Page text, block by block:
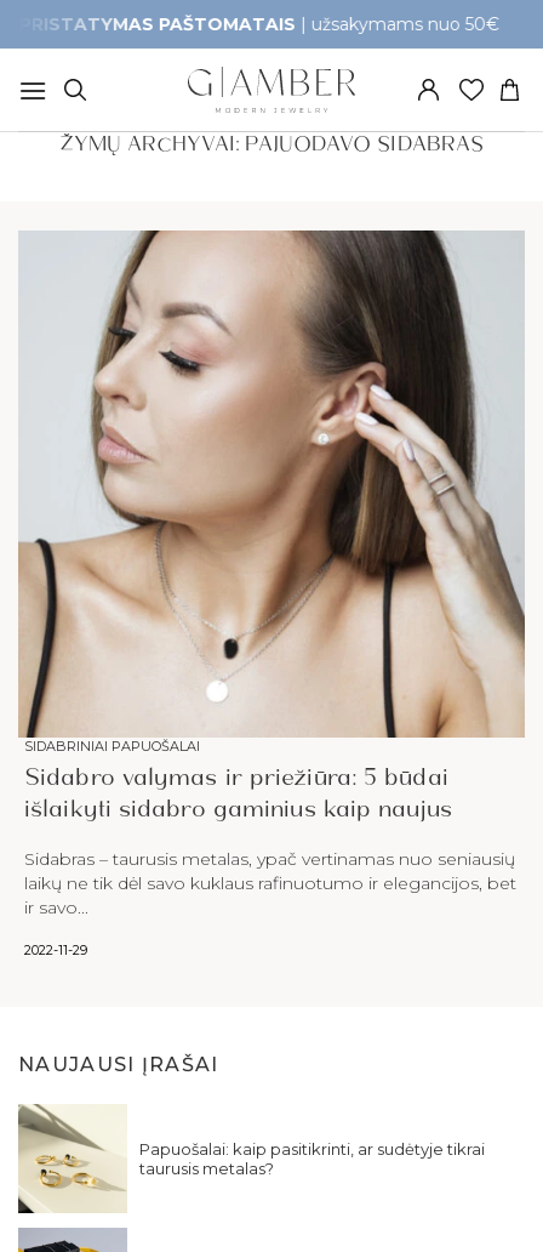
to
content
PAŠTOMATAIS| užsakymams nuo 50€
ŽYMŲ ARCHYVAI: PAJUODAVO SIDABRAS
SIDABRINIAI PAPUOŠALAI
Sidabro valymas ir priežiūra: 5 būdai
išlaikyti sidabro gaminius kaip naujus
Sidabras – taurusis metalas, ypač vertinamas nuo seniausių
laikų ne tik dėl savo kuklaus rafinuotumo ir elegancijos, bet
ir savo...
2022-11-29
NAUJAUSI ĮRAŠAI
Papuošalai: kaip pasitikrinti, ar sudėtyje tikrai
taurusis metalas?